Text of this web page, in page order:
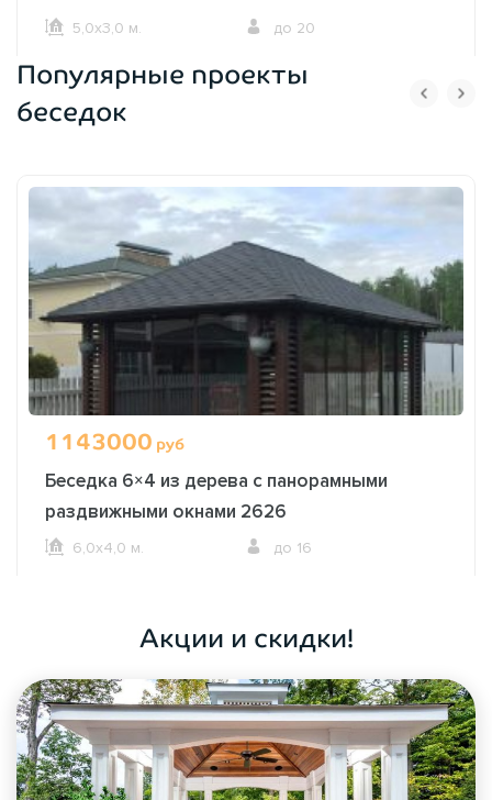
5,0х3,0 м. до 20
ОФОРМИТЬ ЗАКАЗ
Популярные проекты
беседок
1143000 руб
Беседка 6×4 из дерева с панорамными
раздвижными окнами 2626
6,0х4,0 м. до 16
Акции и скидки!